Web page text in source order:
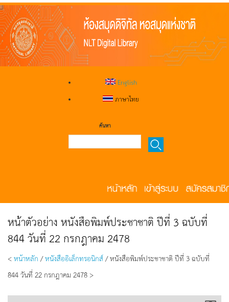
English
ภาษาไทย
ค้นหา
หน้าตัวอย่าง หนังสือพิมพ์ประชาชาติ ปีที่ 3 ฉบับที่
844 วันที่ 22 กรกฎาคม 2478
<หน้าหลัก /หนังสืออิเล็กทรอนิกส์/ หนังสือพิมพ์ประชาชาติ ปีที่ 3 ฉบับที่
844 วันที่ 22 กรกฎาคม 2478 >